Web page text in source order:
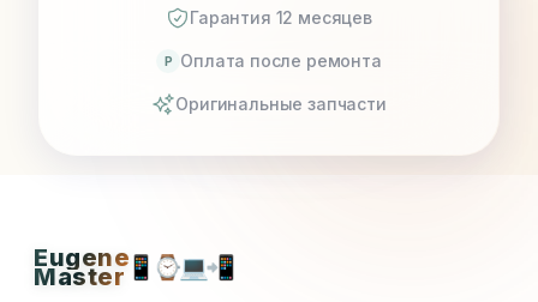
Гарантия 12 месяцев
P Оплата после ремонта
Оригинальные запчасти
Eugene
Master📱 ⌚💻📲